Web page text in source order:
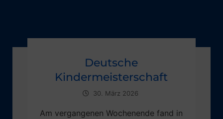
Deutsche
Kindermeisterschaft
30. März 2026
Am vergangenen Wochenende fand in